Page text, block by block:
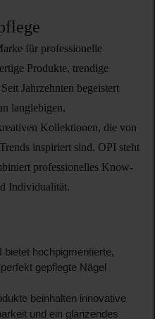
für professionelle
Produkte, trendige
Jahrzehnten begeistert
langlebigen,
Kollektionen, die von
inspiriert sind. OPI steht
professionelles Know-
Individualität.
hochpigmentierte,
gepflegte Nägel
beinhalten innovative
und ein glänzendes